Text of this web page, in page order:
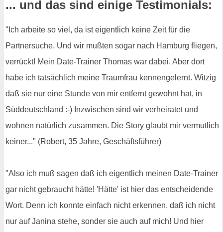
... und das sind einige Testimonials:
"Ich arbeite so viel, da ist eigentlich keine Zeit für die
Partnersuche. Und wir mußten sogar nach Hamburg fliegen,
verrückt! Mein Date-Trainer Thomas war dabei. Aber dort
habe ich tatsächlich meine Traumfrau kennengelernt. Witzig
daß sie nur eine Stunde von mir entfernt gewohnt hat, in
Süddeutschland :-) Inzwischen sind wir verheiratet und
wohnen natürlich zusammen. Die Story glaubt mir vermutlich
keiner..." (Robert, 35 Jahre, Geschäftsführer)
"Also ich muß sagen daß ich eigentlich meinen Date-Trainer
gar nicht gebraucht hätte! 'Hätte' ist hier das entscheidende
Wort. Denn ich konnte einfach nicht erkennen, daß ich nicht
nur auf Janina stehe, sonder sie auch auf mich! Und hier